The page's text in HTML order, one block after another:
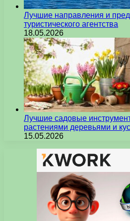
Лучшие направления и
туристического агентства
18.05.2026
Лучшие садовые
растениями деревьями и
15.05.2026